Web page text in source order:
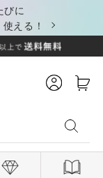
びに
える！